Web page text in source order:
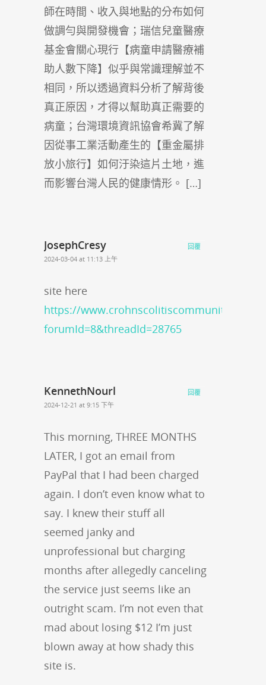
師在時間、收入與地點的分布如何
做調勻與開發機會；瑞信兒童醫療
基金會關心現行【病童申請醫療補
助人數下降】似乎與常識理解並不
相同，所以透過資料分析了解背後
真正原因，才得以幫助真正需要的
病童；台灣環境資訊協會希冀了解
因從事工業活動產生的【重金屬排
放小旅行】如何汙染這片土地，進
而影響台灣人民的健康情形。 […]
JosephCresy
2024-03-04 at 11:13 上午
site here
https://www.crohnscolitiscommunity.org/
forumId=8&threadId=28765
回覆
KennethNourl
2024-12-21 at 9:15 下午
This morning, THREE MONTHS
LATER, I got an email from
PayPal that I had been charged
again. I don’t even know what to
say. I knew their stuff all
seemed janky and
unprofessional but charging
months after allegedly canceling
the service just seems like an
outright scam. I’m not even that
mad about losing $12 I’m just
blown away at how shady this
site is.
回覆